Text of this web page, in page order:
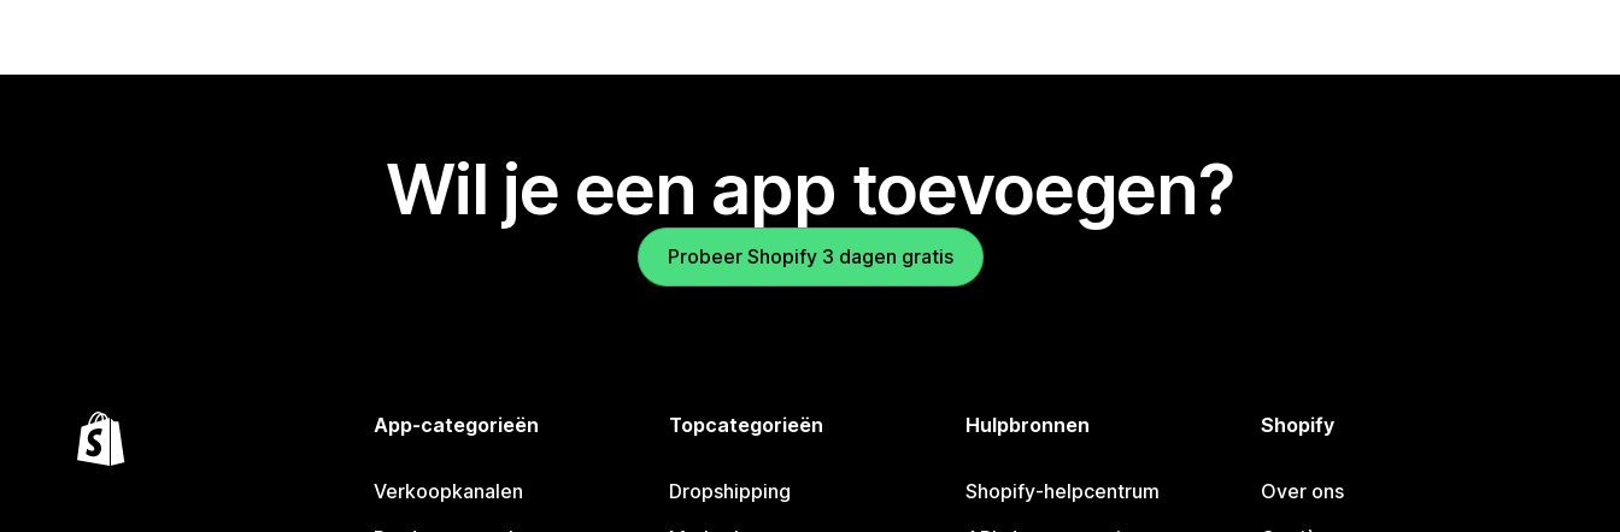
Wil je een app toevoegen?
Probeer Shopify 3 dagen gratis
App-categorieën
Verkoopkanalen
Topcategorieën
Dropshipping
Hulpbronnen
Shopify-helpcentrum
Shopify
Over ons